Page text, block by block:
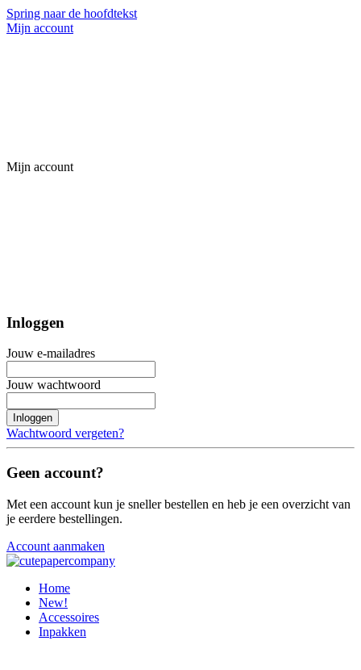
Spring naar de hoofdtekst
Mijn account
Mijn account
Inloggen
Jouw e-mailadres
Jouw wachtwoord
Inloggen
Wachtwoord vergeten?
Geen account?
Met een account kun je sneller bestellen en heb je een overzicht van
je eerdere bestellingen.
Account aanmaken
Home
New!
Accessoires
Inpakken